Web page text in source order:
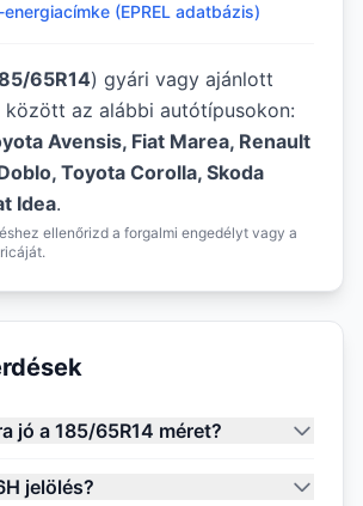
(EPREL adatbázis)
65R14) gyári vagy ajánlott
az alábbi autótípusokon:
Avensis, Fiat Marea, Renault
Toyota Corolla, Skoda
Idea.
ellenőrizd a forgalmi engedélyt vagy a
jó a 185/65R14 méret?
jelölés?